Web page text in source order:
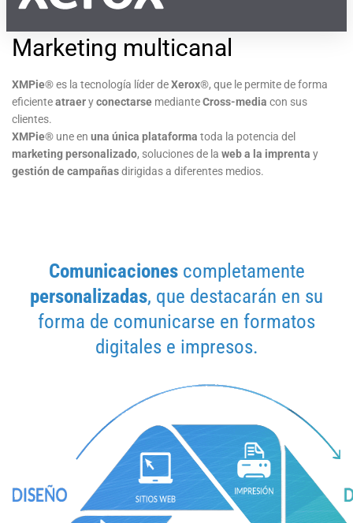
Marketing multicanal
XMPie® es la tecnología líder deXerox®, que le permite de forma
eficienteatraeryconectarse medianteCross-media con sus
clientes.
XMPie® une enuna única plataformatoda la potencia del
marketing personalizado, soluciones de laweb a la imprenta y
gestión de campañasdirigidas a diferentes medios.
Comunicacionescompletamente
personalizadas, que destacarán en su
forma de comunicarse en formatos
digitales e impresos.